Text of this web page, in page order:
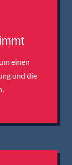
einen
und die